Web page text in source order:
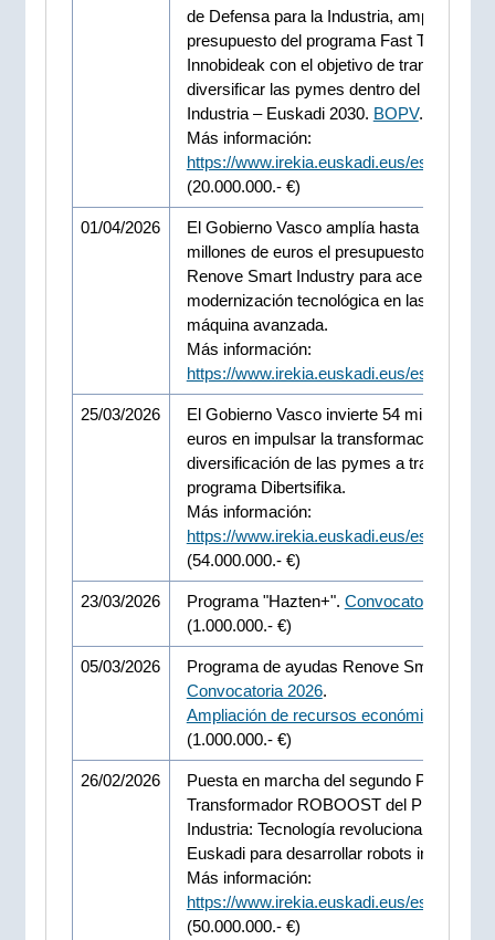
de Defensa para la Industria, amplía el
presupuesto del programa Fast Track
Innobideak con el objetivo de transformar y
diversificar las pymes dentro del Plan de
Industria – Euskadi 2030. BOPV.
Más información:
https://www.irekia.euskadi.eus/es/news/
(20.000.000.- €)
01/04/2026
El Gobierno Vasco amplía hasta los 13
millones de euros el presupuesto del
Renove Smart Industry para acelerar la
modernización tecnológica en las pymes
máquina avanzada.
Más información:
https://www.irekia.euskadi.eus/es/news/
25/03/2026
El Gobierno Vasco invierte 54 millones de
euros en impulsar la transformación y
diversificación de las pymes a través del
programa Dibertsifika.
Más información:
https://www.irekia.euskadi.eus/es/news/
(54.000.000.- €)
23/03/2026 Programa "Hazten+". Convocatoria 2026
(1.000.000.- €)
05/03/2026
Programa de ayudas Renove Smart
Convocatoria 2026.
Ampliación de recursos económicos
(1.000.000.- €)
26/02/2026
Puesta en marcha del segundo Proyecto
Transformador ROBOOST del Plan de
Industria: Tecnología revolucionaria made
Euskadi para desarrollar robots
Más información:
https://www.irekia.euskadi.eus/es/news/
(50.000.000.- €)